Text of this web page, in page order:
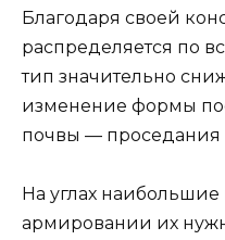
Благодаря своей
распределяется по
тип значительно
изменение формы
почвы —
На углах наибольшие
армировании их